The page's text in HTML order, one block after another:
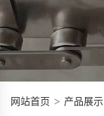
网站首页 > 产品展示